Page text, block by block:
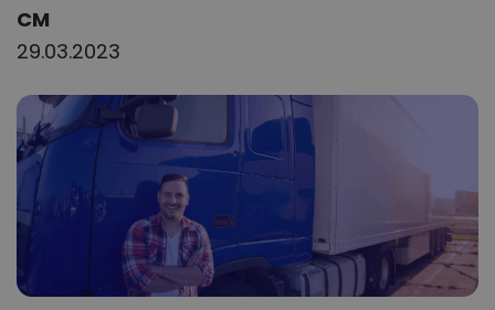
Author:
CM
29.03.2023